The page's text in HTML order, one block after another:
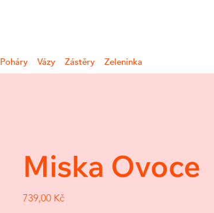
Poháry Vázy Zástěry Zeleninka
Miska Ovoce
Cena
739,00 Kč